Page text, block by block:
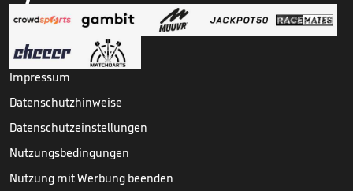
Impressum
Datenschutzhinweise
Datenschutzeinstellungen
Nutzungsbedingungen
Nutzung mit Werbung beenden